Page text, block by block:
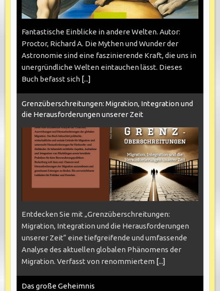
Fantastische Einblicke in andere Welten. Autor:
Proctor, Richard A. Die Mythen und Wunder der
Astronomie sind eine faszinierende Kraft, die uns in
unergründliche Welten eintauchen lässt. Dieses
Buch befasst sich [...]
Grenzüberschreitungen: Migration, Integration und
die Herausforderungen unserer Zeit
Entdecken Sie mit „Grenzüberschreitungen:
Migration, Integration und die Herausforderungen
unserer Zeit“ eine tiefgreifende und umfassende
Analyse des aktuellen globalen Phänomens der
Migration. Verfasst von renommiertem [...]
Das große Geheimnis